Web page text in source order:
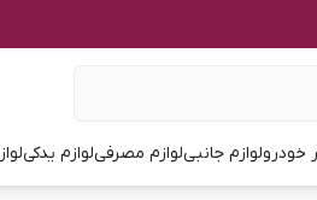
خودرولوازم جانبیلوازم مصرفیلوازم یدکی